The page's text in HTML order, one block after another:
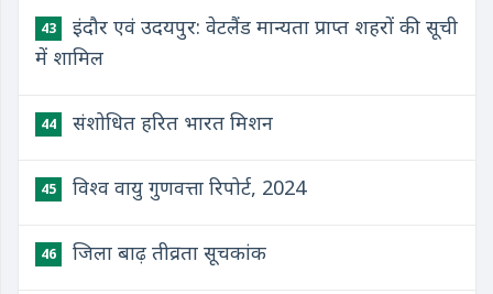
43
इंदौर एवं उदयपुर: वेटलैंड मान्यता प्राप्त शहरों की सूची
में शामिल
44 संशोधित हरित भारत मिशन
45 विश्व वायु गुणवत्ता रिपोर्ट, 2024
46 जिला बाढ़ तीव्रता सूचकांक